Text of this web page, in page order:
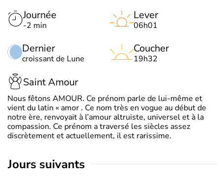
Journée
-2 min
Dernier
croissant de Lune
Lever
06h01
Coucher
19h32
Saint Amour
Nous fêtons AMOUR. Ce prénom parle de lui-même et
vient du latin « amor . Ce nom très en vogue au début de
notre ère, renvoyait à l’amour altruiste, universel et à la
compassion. Ce prénom a traversé les siècles assez
discrètement et actuellement, il est rarissime.
jours suivants